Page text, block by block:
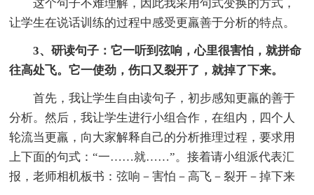
这个句子不难理解，因此我采用句式变换的方式，
让学生在说话训练的过程中感受更羸善于分析的特点。
3、研读句子：它一听到弦响，心里很害怕，就拼命
往高处飞。它一使劲，伤口又裂开了，就掉了下来。
首先，我让学生自由读句子，初步感知更羸的善于
分析。然后，我让学生进行小组合作，在组内，四个人
轮流当更羸，向大家解释自己的分析推理过程，要求用
上下面的句式：“一……就……”。接着请小组派代表汇
报，老师相机板书：弦响－害怕－高飞－裂开－掉下来